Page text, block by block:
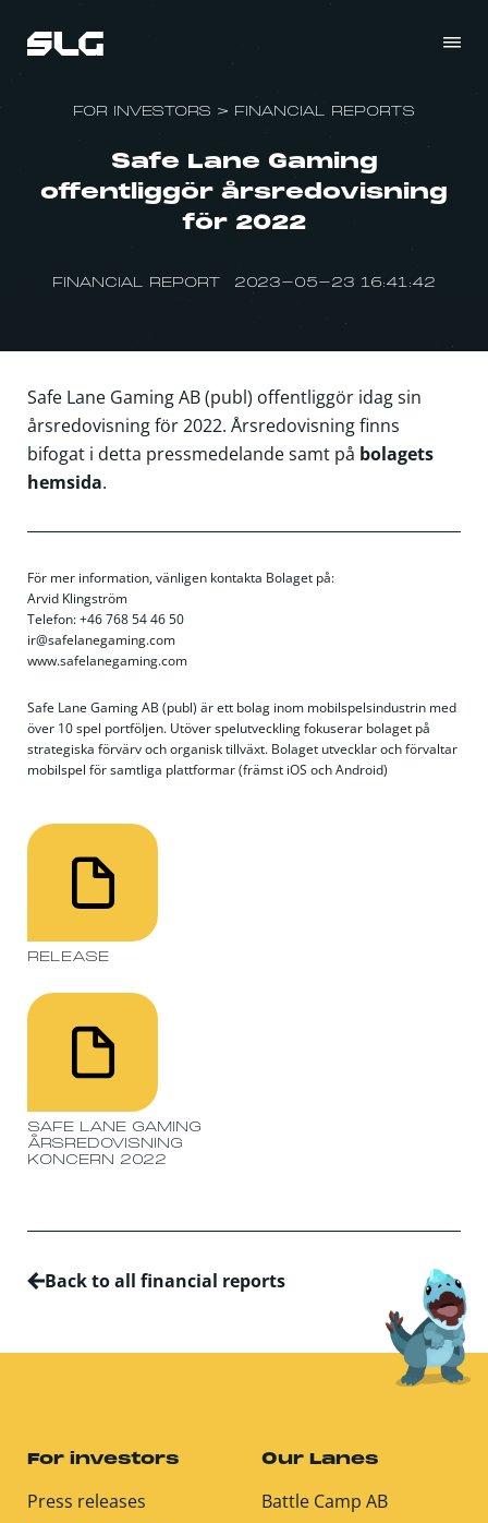
FOR INVESTORS > FINANCIAL REPORTS
Safe Lane Gaming
offentliggör årsredovisning
för 2022
FINANCIAL REPORT 2023-05-23 16:41:42
Safe Lane Gaming AB (publ) offentliggör idag sin
årsredovisning för 2022. Årsredovisning finns
bifogat i detta pressmedelande samt på bolagets
hemsida.
För mer information, vänligen kontakta Bolaget på:
Arvid Klingström
Telefon: +46 768 54 46 50
ir@safelanegaming.com
www.safelanegaming.com
Safe Lane Gaming AB (publ) är ett bolag inom mobilspelsindustrin med
över 10 spel portföljen. Utöver spelutveckling fokuserar bolaget på
strategiska förvärv och organisk tillväxt. Bolaget utvecklar och förvaltar
mobilspel för samtliga plattformar (främst iOS och Android)
RELEASE
SAFE LANE GAMING
ÅRSREDOVISNING
KONCERN 2022
Back to all financial reports
For investors
Press releases
Our Lanes
Battle Camp AB